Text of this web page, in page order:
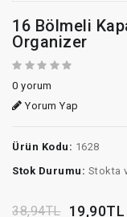
16 Bölmeli
Organizer
0 yorum
Yorum Yap
Ürün Kodu: 1628
Stok Durumu: Stokta
38,94TL 19,90TL